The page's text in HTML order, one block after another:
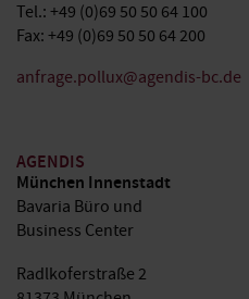
Tel.: +49 (0)69 50 50 64 100
Fax: +49 (0)69 50 50 64 200
anfrage.pollux@agendis-bc.de
AGENDIS
München Innenstadt
Bavaria Büro und
Business Center
Radlkoferstraße 2